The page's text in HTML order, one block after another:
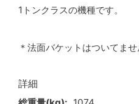
1トンクラスの機種です。
＊法面バケットはついてませ
詳細